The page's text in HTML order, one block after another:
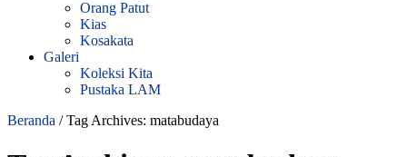
Orang Patut
Kias
Kosakata
Galeri
Koleksi Kita
Pustaka LAM
Beranda / Tag Archives: matabudaya